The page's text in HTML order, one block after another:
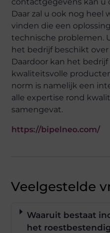
Daar zal u ook nog heel
vinden die een
technische problemen.
het bedrijf beschikt over
Daardoor kan het
kwaliteitsvolle
norm is namelijk een
alle expertise rond
samengevat.
https://bipelneo.com/
Veelgestelde
Waaruit bestaat
het